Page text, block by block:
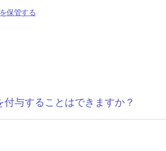
保管する
与することはできますか？